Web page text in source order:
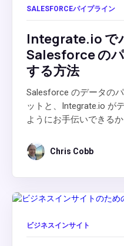
SALESFORCEパイプライン
Integrate.io で
Salesforce の
する方法
Salesforce のデータの
ットと、Integrate.io が
ようにお手伝いできる
Chris Cobb
ビジネスインサイト